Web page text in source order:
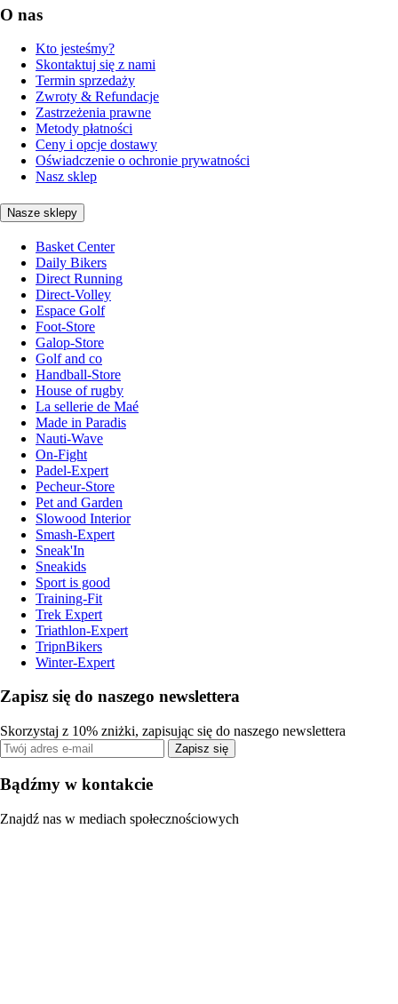
O nas
Kto jesteśmy?
Skontaktuj się z nami
Termin sprzedaży
Zwroty & Refundacje
Zastrzeżenia prawne
Metody płatności
Ceny i opcje dostawy
Oświadczenie o ochronie prywatności
Nasz sklep
Nasze sklepy
Basket Center
Daily Bikers
Direct Running
Direct-Volley
Espace Golf
Foot-Store
Galop-Store
Golf and co
Handball-Store
House of rugby
La sellerie de Maé
Made in Paradis
Nauti-Wave
On-Fight
Padel-Expert
Pecheur-Store
Pet and Garden
Slowood Interior
Smash-Expert
Sneak'In
Sneakids
Sport is good
Training-Fit
Trek Expert
Triathlon-Expert
TripnBikers
Winter-Expert
Zapisz się do naszego newslettera
Skorzystaj z 10% zniżki, zapisując się do naszego newslettera
Zapisz się
Bądźmy w kontakcie
Znajdź nas w mediach społecznościowych